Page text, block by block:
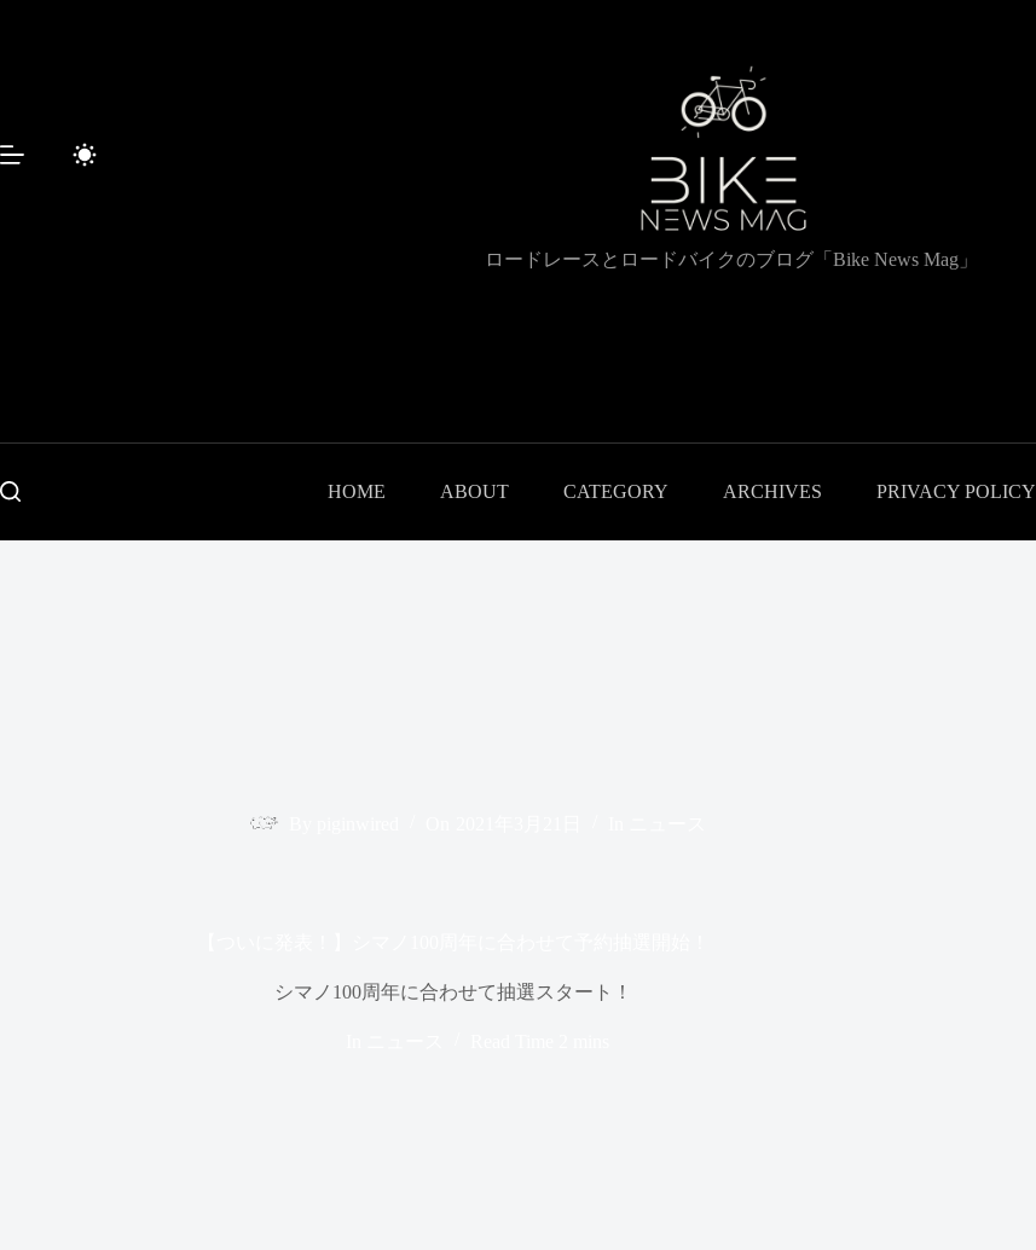
ス
ロードレースとロードバイクのブログ「Bike News Mag」
HOME ABOUT CATEGORY ARCHIVES PRIVACY POLICY
シマノ100周年に合わせて抽選スタート！